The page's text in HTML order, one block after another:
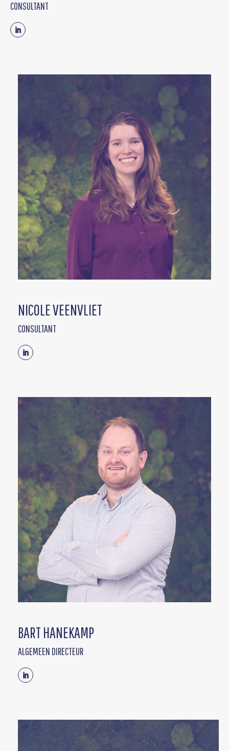
CONSULTANT
Linkedin
NICOLE VEENVLIET
CONSULTANT
Linkedin
BART HANEKAMP
ALGEMEEN DIRECTEUR
Linkedin